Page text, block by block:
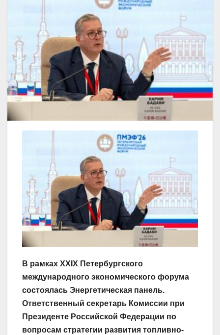
В рамках XXIX Петербургского
международного экономического форума
состоялась Энергетическая панель.
Ответственный секретарь Комиссии при
Президенте Российской Федерации по
вопросам стратегии развития топливно-